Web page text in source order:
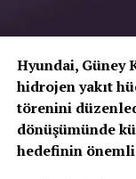
Hyundai, Güney
hidrojen yakıt
törenini
dönüşümünde
hedefinin